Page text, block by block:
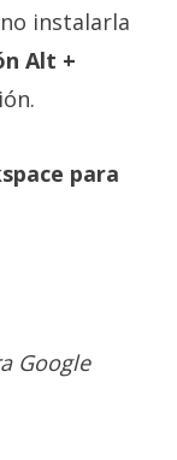
instalarla
Alt +
para
Google